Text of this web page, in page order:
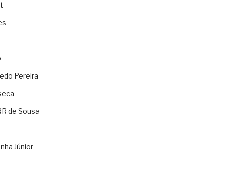
Pereira
de Sousa
Júnior